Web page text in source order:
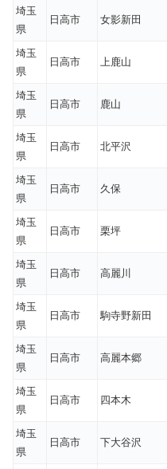
埼玉
県
日高市 女影新田
埼玉
県
日高市 上鹿山
埼玉
県
日高市 鹿山
埼玉
県
日高市 北平沢
埼玉
県
日高市 久保
埼玉
県
日高市 栗坪
埼玉
県
日高市 高麗川
埼玉
県
日高市 駒寺野新田
埼玉
県
日高市 高麗本郷
埼玉
県
日高市 四本木
埼玉
県
日高市 下大谷沢